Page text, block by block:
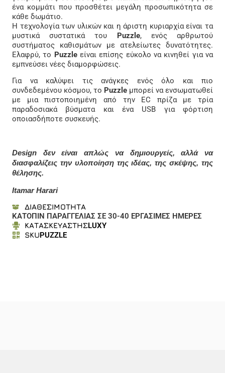
ένα κομμάτι που προσθέτει μεγάλη προσωπικότητα σε
κάθε δωμάτιο.
Η τεχνολογία των υλικών και η άριστη κυριαρχία είναι τα
μυστικά συστατικά του Puzzle, ενός αρθρωτού
συστήματος καθισμάτων με ατελείωτες δυνατότητες.
Ελαφρύ, το Puzzleείναι επίσης εύκολο να κινηθεί για να
εμπνεύσει νέες διαμορφώσεις.
Για να καλύψει τις ανάγκες ενός όλο και πιο
συνδεδεμένου κόσμου, το Puzzle μπορεί να ενσωματωθεί
με μια πιστοποιημένη από την EC πρίζα με τρία
παραδοσιακά βύσματα και ένα USB για φόρτιση
οποιασδήποτε συσκευής.
Design δεν είναι απλώς να δημιουργείς, αλλά να
διασφαλίζεις την υλοποίηση της ιδέας, της σκέψης, της
θέλησης.
Itamar Harari
ΔΙΑΘΕΣΙΜΟΤΗΤΑ
ΚΑΤΟΠΙΝ ΠΑΡΑΓΓΕΛΙΑΣ ΣΕ 30-40 ΕΡΓΑΣΙΜΕΣ ΗΜΕΡΕΣ
ΚΑΤΑΣΚΕΥΑΣΤΗΣLUXY
SKUPUZZLE